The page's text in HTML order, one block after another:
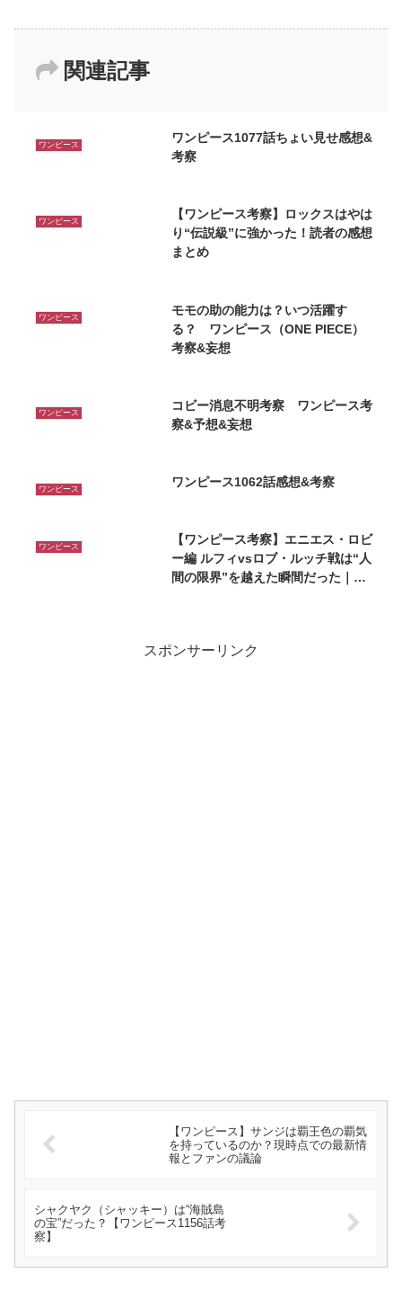
関連記事
ワンピース
ワンピース1077話ちょい見せ感想&
考察
ワンピース
【ワンピース考察】ロックスはやは
り“伝説級”に強かった！読者の感想
まとめ
ワンピース
モモの助の能力は？いつ活躍す
る？ ワンピース（ONE PIECE）
考察&妄想
ワンピース
コビー消息不明考察 ワンピース考
察&予想&妄想
ワンピース ワンピース1062話感想&考察
ワンピース
【ワンピース考察】エニエス・ロビ
ー編 ルフィvsロブ・ルッチ戦は“人
間の限界”を越えた瞬間だった｜感
スポンサーリンク
【ワンピース】サンジは覇王色の覇気
を持っているのか？現時点での最新情
報とファンの議論
シャクヤク（シャッキー）は“海賊島
の宝”だった？【ワンピース1156話考
察】